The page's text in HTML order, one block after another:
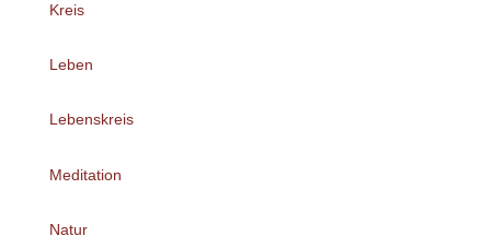
Kreis
Leben
Lebenskreis
Meditation
Natur